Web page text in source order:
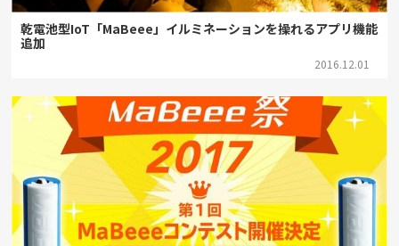
乾電池型IoT「MaBeee」イルミネーションを操れるアプリ機能
追加
2016.12.01